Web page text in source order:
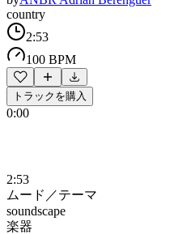
country
2:53
100 BPM
トラックを購入
0:00
2:53
ムード／テーマ
soundscape
楽器